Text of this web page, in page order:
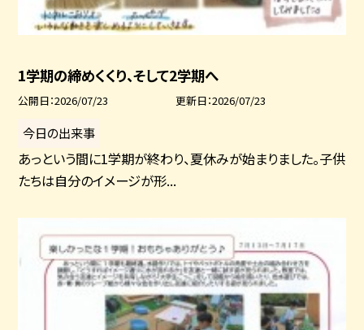
1学期の締めくくり、そして2学期へ
公開日 2026/07/23 更新日 2026/07/23
今日の出来事
あっという間に1学期が終わり、夏休みが始まりました。子供
たちは自分のイメージが形...